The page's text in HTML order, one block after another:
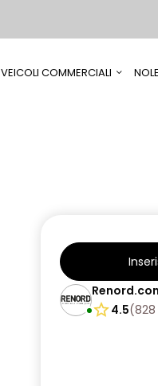
VEICOLI COMMERCIALI
4.5(828